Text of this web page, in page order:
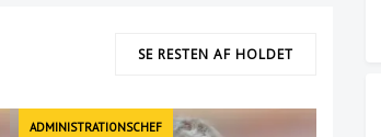
SE RESTEN AF HOLDET
ADMINISTRATIONSCHEF